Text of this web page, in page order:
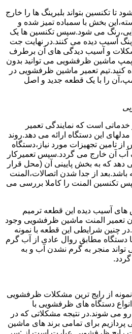
تکنسین بتواند بلبرینگ ها را خارج
بخش با سمباده تمیز شده و
می شود.سپس تکنسین ها یک
آسیب دیده می کنند.در نهایت جت
و آسیب دیدگی های آن برطرف
ماشین ظرفشویی می توانید بدون
کنید.تیم تعمیر ماشین ظرفشویی در
را با یک قطعه جدید و اصل
است که نمایندگی تعمیر
این دستگاه ارائه می دهد.روند
تامین تجهیزات مورد نیاز،دستگاه
آب آن خارج می گردد.سپس تعمیرکار
دهد که به بخش پایینی آن (محل قرار
از جدا شدن اتصالات،المنت
تکنسین المنت را کاملا بررسی می
آسیب دیده این قطعه ترمیم
تعمیر المنت ماشین ظرفشویی وجود
چنین شرایطی این قطعه با نمونه
دستگاه مطابق روال عادی از آب گرم
تواند منجر به گرم نشدن آب و به
از رایج ترین مشکلات ظرفشویی
دستگاه های ظرفشویی با
می شوند.در نتیجه مشکلاتی که در
برای تمامی برند های ماشین